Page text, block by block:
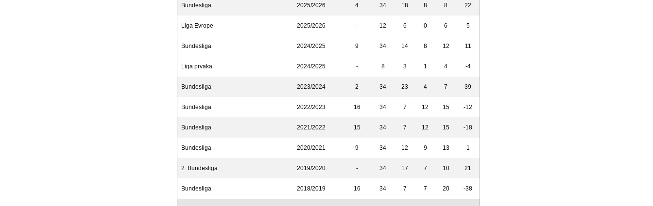
Bundesliga 2025/2026 4 34 18 8 8 22
Liga Evrope 2025/2026 - 12 6 0 6 5
Bundesliga 2024/2025 9 34 14 8 12 11
Liga prvaka 2024/2025 - 8 3 1 4 -4
Bundesliga 2023/2024 2 34 23 4 7 39
Bundesliga 2022/2023 16 34 7 12 15 -12
Bundesliga 2021/2022 15 34 7 12 15 -18
Bundesliga 2020/2021 9 34 12 9 13 1
2. Bundesliga 2019/2020 - 34 17 7 10 21
Bundesliga 2018/2019 16 34 7 7 20 -38